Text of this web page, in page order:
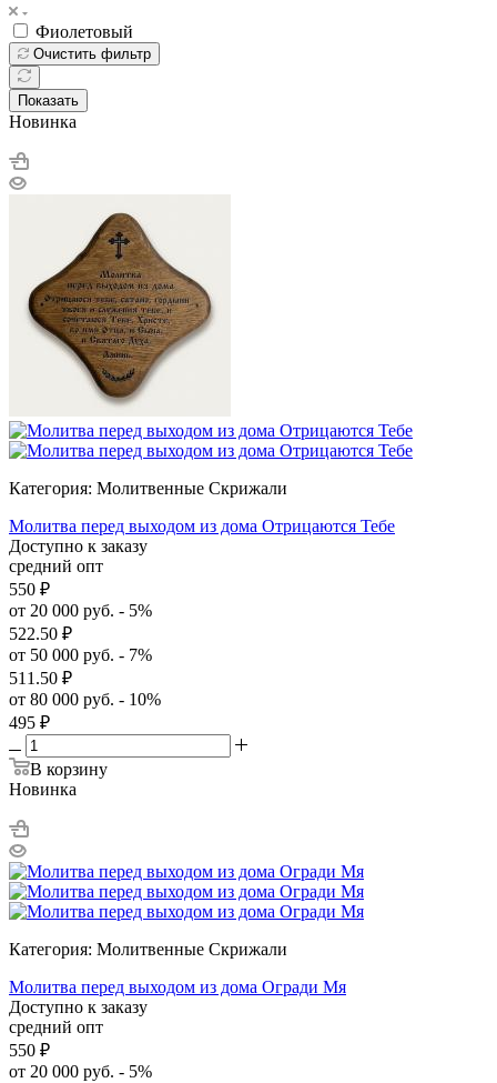
Фиолетовый
Очистить фильтр
Показать
Новинка
Категория: Молитвенные Скрижали
Молитва перед выходом из дома Отрицаются Тебе
Доступно к заказу
средний опт
550 ₽
от 20 000 руб. - 5%
522.50 ₽
от 50 000 руб. - 7%
511.50 ₽
от 80 000 руб. - 10%
495 ₽
В корзину
Новинка
Категория: Молитвенные Скрижали
Молитва перед выходом из дома Огради Мя
Доступно к заказу
средний опт
550 ₽
от 20 000 руб. - 5%